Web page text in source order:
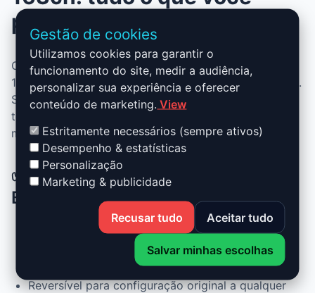
precisa saber
O Stage 1 para Audi A4 - B6 - 2001-2004 1.8 20 VT -
163ch combina desempenho, segurança e praticidade.
Sem alterar peças, você ganha mais potência, mais
torque e melhor consumo. Ideal para aproveitar um
motor mais ágil sem comprometer a confiabilidade.
✅ Vantagens do Stage 1 Audi A4 -
B6 - 2001-2004 1.8 20 VT - 163ch
Até +30% de potência e +25% de torque
Consumo otimizado em uso normal
Reversível para configuração original a qualquer
Gestão de cookies
Utilizamos cookies para garantir o
funcionamento do site, medir a audiência,
personalizar sua experiência e oferecer
conteúdo de marketing. View
Estritamente necessários (sempre ativos)
Desempenho & estatísticas
Personalização
Marketing & publicidade
Recusar tudo Aceitar tudo
Salvar minhas escolhas